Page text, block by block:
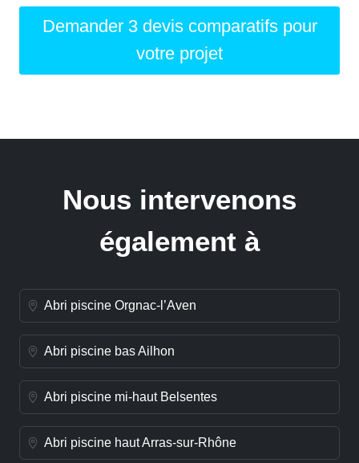
Demander 3 devis comparatifs pour
votre projet
Nous intervenons
également à
Abri piscine Orgnac-l’Aven
Abri piscine bas Ailhon
Abri piscine mi-haut Belsentes
Abri piscine haut Arras-sur-Rhône